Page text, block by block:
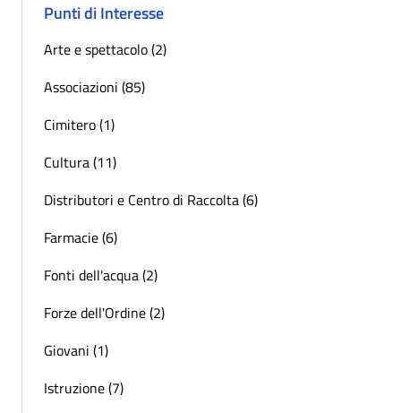
Punti di Interesse
Arte e spettacolo (2)
Associazioni (85)
Cimitero (1)
Cultura (11)
Distributori e Centro di Raccolta (6)
Farmacie (6)
Fonti dell'acqua (2)
Forze dell'Ordine (2)
Giovani (1)
Istruzione (7)